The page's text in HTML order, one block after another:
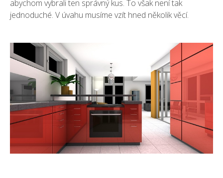
abychom vybrali ten správný kus. To však není tak
jednoduché. V úvahu musíme vzít hned několik věcí.